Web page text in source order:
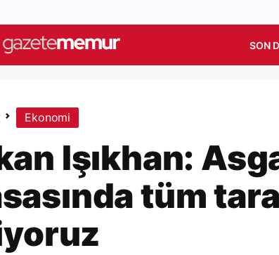
SON
Ekonomi
Işıkhan:
tüm